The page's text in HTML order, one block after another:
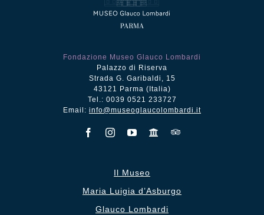
Fondazione Museo Glauco Lombardi
Palazzo di Riserva
Strada G. Garibaldi, 15
43121 Parma (Italia)
Tel.: 0039 0521 233727
Email: info@museoglaucolombardi.it
Il Museo
Maria Luigia d’Asburgo
Glauco Lombardi